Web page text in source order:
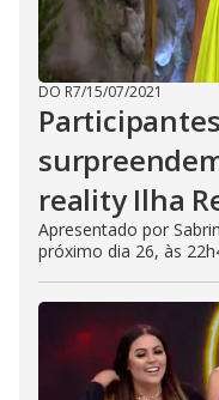
DO R7/15/07/2021
reality Ilha
Apresentado por
próximo dia 26, às